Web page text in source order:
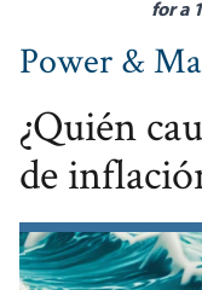
for a
Power &
¿Quién
de